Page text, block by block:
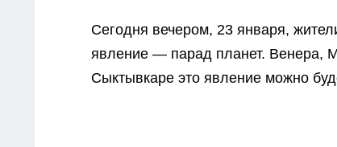
Сегодня вечером, 23 января,
явление — парад планет. Венера,
Сыктывкаре это явление можно